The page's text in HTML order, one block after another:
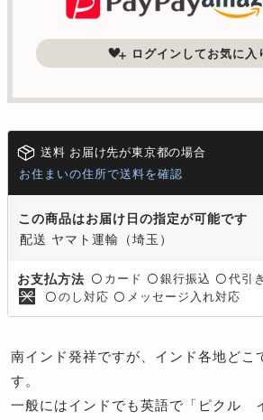
ログインしてお気に入
送料 お届け先が東京都の場合
お住まいの住所で送料を確認
この商品はお届け日の指定が可能です
配送 ヤマト運輸（埼玉）
お支払方法 〇 カード 〇 銀行振込 〇 代引き
〇 のし対応 〇 メッセージ入れ対応
南インド発祥ですが、インド各地どこ
す。
一般にはインドでも英語で「ピクル